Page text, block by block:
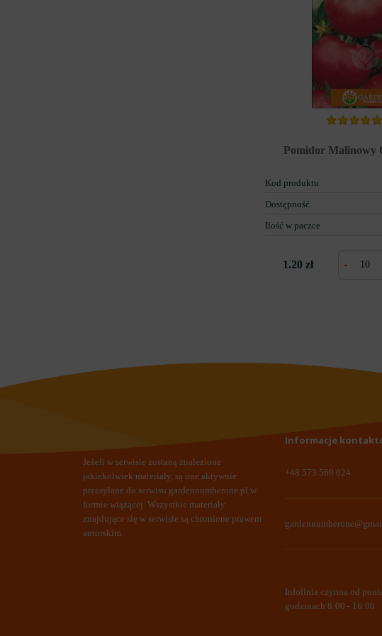
Pomidor Malinowy
Kod produktu
Dostępność
Ilość w paczce
1.20 zł -
Jeżeli w serwisie zostaną znalezione
jakiekolwiek materiały, są one aktywnie
przesyłane do serwisu gardennumberone.pl w
formie wiążącej. Wszystkie materiały
znajdujące się w serwisie są chronione prawem
autorskim.
Informacje
+48 573 569 024
Infolinia czynna od
godzinach 8:00 - 16:00